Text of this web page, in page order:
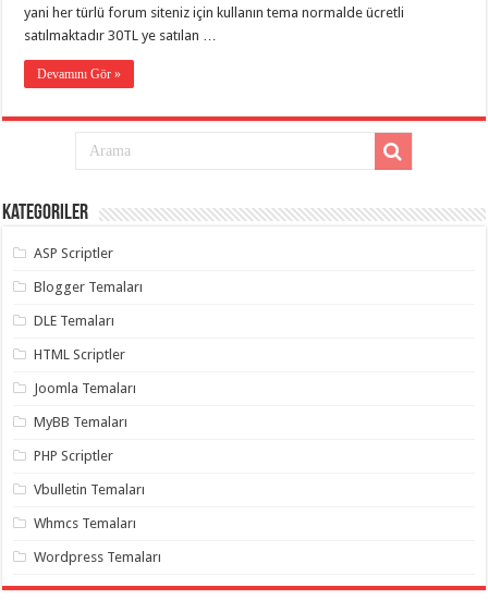
taşımacılık,
gaziantep
taşımacılık,
evden
eve
nakliyat,
asansörlü
gaziantep
eve
taşımacılık
gaziantep
organizasyon,
gaziantep
organizasyon ,
gaziantep
organizasyon,
organizasyon,
organizasyon,
organizasyon ,
palyaço
yani her türlü forum siteniz için kullanın tema normalde ücretli
satılmaktadır 30TL ye satılan …
Devamını Gör »
Kategoriler
ASP Scriptler
Blogger Temaları
DLE Temaları
HTML Scriptler
Joomla Temaları
MyBB Temaları
PHP Scriptler
Vbulletin Temaları
Whmcs Temaları
Wordpress Temaları